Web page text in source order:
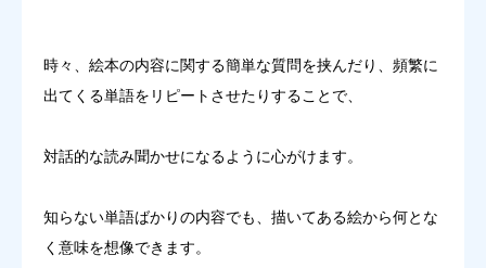
時々、絵本の内容に関する簡単な質問を挟んだり、頻繁に
出てくる単語をリピートさせたりすることで、
対話的な読み聞かせになるように心がけます。
知らない単語ばかりの内容でも、描いてある絵から何とな
く意味を想像できます。